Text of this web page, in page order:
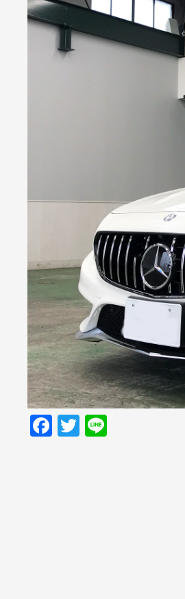
Facebook
Twitter